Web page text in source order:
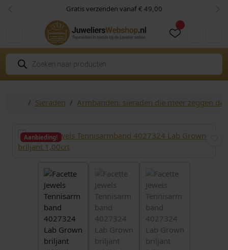
Skip to content
Skip to footer Gratis verzenden vanaf € 49,00
Vorige
P
o
d
HomeSieraden Armbanden: sieraden die meer zeggen
Aanbieding!